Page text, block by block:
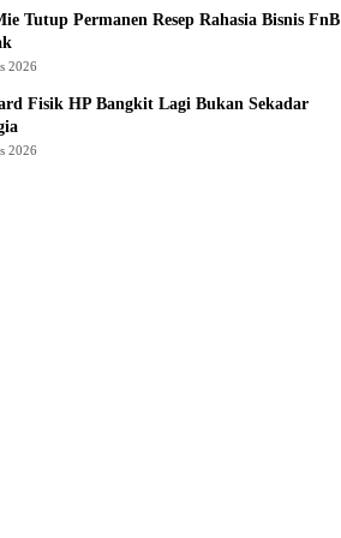
Tutup Permanen Resep Rahasia Bisnis FnB
2026
Fisik HP Bangkit Lagi Bukan Sekadar
2026